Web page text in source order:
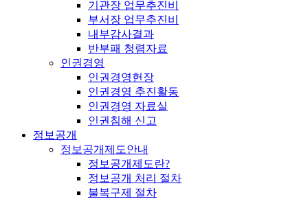
기관장 업무추진비
부서장 업무추진비
내부감사결과
반부패 청렴자료
인권경영
인권경영헌장
인권경영 추진활동
인권경영 자료실
인권침해 신고
정보공개
정보공개제도안내
정보공개제도란?
정보공개 처리 절차
불복구제 절차